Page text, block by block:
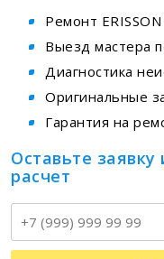
Ремонт
Выезд мастера
Диагностика
Оригинальные
Гарантия на
Оставьте
расчет